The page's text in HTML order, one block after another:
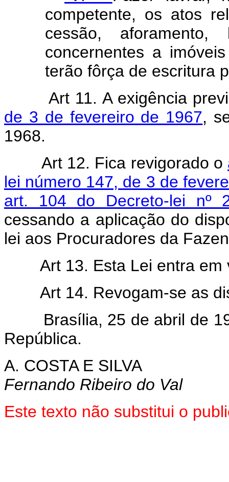
competente, os atos
cessão,
concernentes a
terão fôrça de escritura
Art 11. A exigência
de 3 de fevereiro de 1967,
1968.
Art 12. Fica revigorado o
lei número 147, de 3 de
art. 104 do Decreto-lei nº
cessando a aplicação do
lei aos Procuradores da
Art 13. Esta Lei entra
Art 14. Revogam-se as
Brasília, 25 de abril de
República.
A. COSTA E SILVA
Fernando Ribeiro do Val
Este texto não substitui o